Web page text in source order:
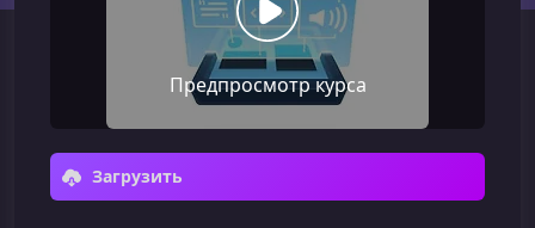
Предпросмотр курса
Загрузить